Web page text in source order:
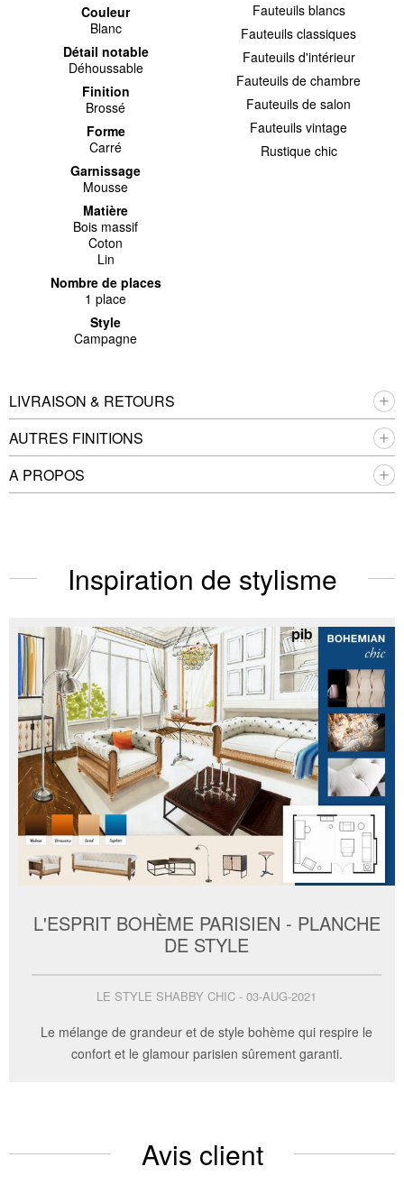
Couleur
Blanc
Détail notable
Déhoussable
Finition
Brossé
Forme
Carré
Garnissage
Mousse
Matière
Bois massif
Coton
Lin
Nombre de places
1 place
Style
Campagne
Fauteuils blancs
Fauteuils classiques
Fauteuils d'intérieur
Fauteuils de chambre
Fauteuils de salon
Fauteuils vintage
Rustique chic
LIVRAISON & RETOURS
AUTRES FINITIONS
A PROPOS
Inspiration de stylisme
L'ESPRIT BOHÈME PARISIEN - PLANCHE
DE STYLE
LE STYLE SHABBY CHIC - 03-AUG-2021
Le mélange de grandeur et de style bohème qui respire le
confort et le glamour parisien sûrement garanti.
Avis client